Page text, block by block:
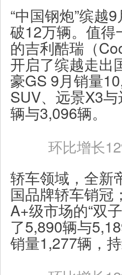
“中国钢炮”缤越
破12万辆。值
的吉利酷瑞（
开启了缤越走出
豪GS 9月销量
SUV、远景X3
辆与3,096辆。
环比增长
轿车领域，全新
国品牌轿车销冠
A+级市场的“双
了5,890辆与
销量1,277辆，